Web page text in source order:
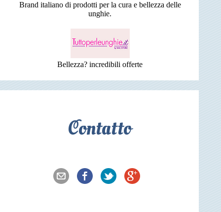
Brand italiano di prodotti per la cura e bellezza delle
unghie.
Bellezza? incredibili offerte
Contatto